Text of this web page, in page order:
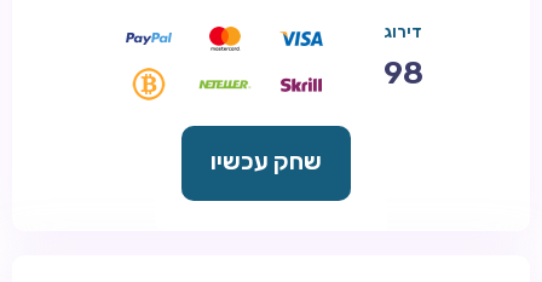
דירוג
98
שחק עכשיו